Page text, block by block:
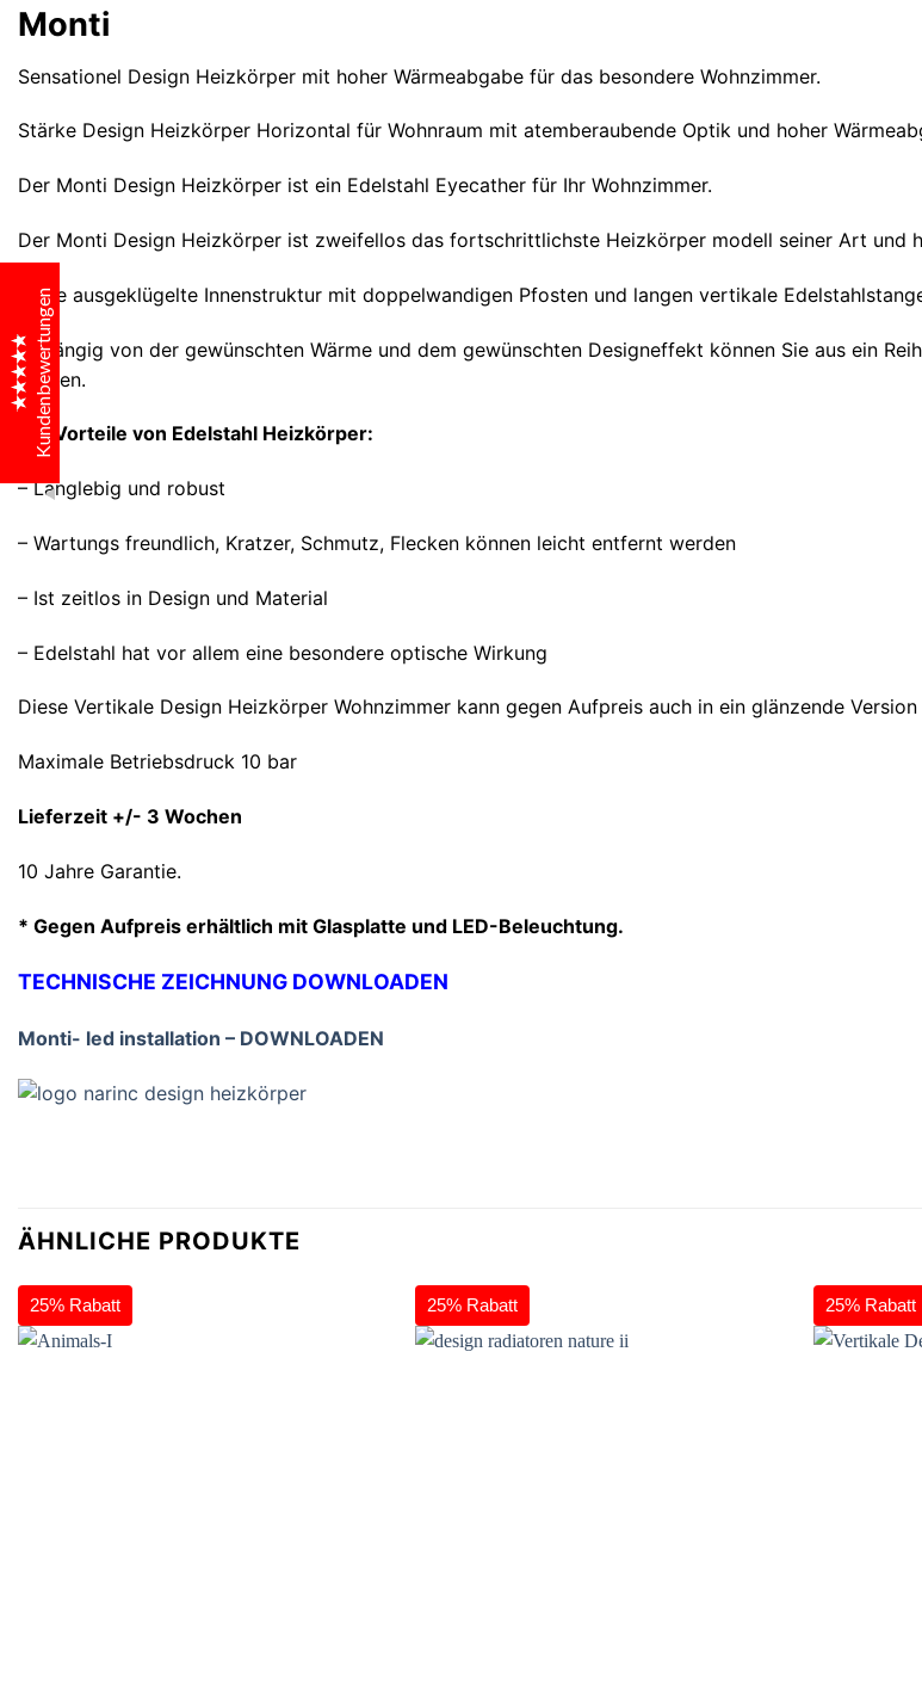
Monti
Sensationel Design Heizkörper mit hoher Wärmeabgabe für das besondere Wohnzimmer.
Stärke Design Heizkörper Horizontal für Wohnraum mit atemberaubende Optik und hoher
Der Monti Design Heizkörper ist ein Edelstahl Eyecather für Ihr Wohnzimmer.
Der Monti Design Heizkörper ist zweifellos das fortschrittlichste Heizkörper modell seiner Art und
Seine ausgeklügelte Innenstruktur mit doppelwandigen Pfosten und langen vertikale
Abhängig von der gewünschten Wärme und dem gewünschten Designeffekt können Sie aus ein
wählen.
Die Vorteile von Edelstahl Heizkörper:
– Langlebig und robust
– Wartungs freundlich, Kratzer, Schmutz, Flecken können leicht entfernt werden
– Ist zeitlos in Design und Material
– Edelstahl hat vor allem eine besondere optische Wirkung
Diese Vertikale Design Heizkörper Wohnzimmer kann gegen Aufpreis auch in ein glänzende
Maximale Betriebsdruck 10 bar
Lieferzeit +/- 3 Wochen
10 Jahre Garantie.
* Gegen Aufpreis erhältlich mit Glasplatte und LED-Beleuchtung.
TECHNISCHE ZEICHNUNG DOWNLOADEN
Monti- led installation – DOWNLOADEN
ÄHNLICHE PRODUKTE
25% Rabatt 25% Rabatt 25% Rabatt
Kundenbewertungen
Narinc Design
Frau Annette Bolz
Exzellenter service, schöne heizkörper!
nicht, dass sie vor einem Heizkörper stehen sondern
Design, Funktionalität und Qualität verbunden sein.
Herrn Frank Buhlmann
Aussergewöhnliche Produkte, Kulanz bei Umtausch
Herrn Harald Loeffler
Ausergewöhnlich guter Service und wunderschöne
und sagen " herzlichen Dank" !!!!
der aussieht wie ein Kunstwerk. Danke!!! Die Lieferzeit
Ich würde jederzeit wieder dort bestellen!
funktioniert, Internetauftritt auch sehr gut. Allerdings
interessanten und exklusiven Heizkörper kennt. Auch
wir mussten länger suchen. Vielleicht mehr Reklame -
hier in Berlin werden sehr viele Luxuswohnungen
4.9